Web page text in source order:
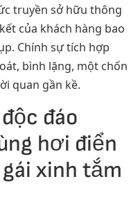
truyền sở hữu thông
của khách hàng bao
Chính sự tích hợp
bình lặng, một chốn
quan gần kề.
đáo
hơi điển
xinh tắm